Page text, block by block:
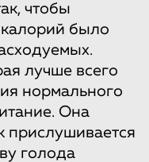
чтобы
было
лучше всего
нормального
Она
прислушивается
голода